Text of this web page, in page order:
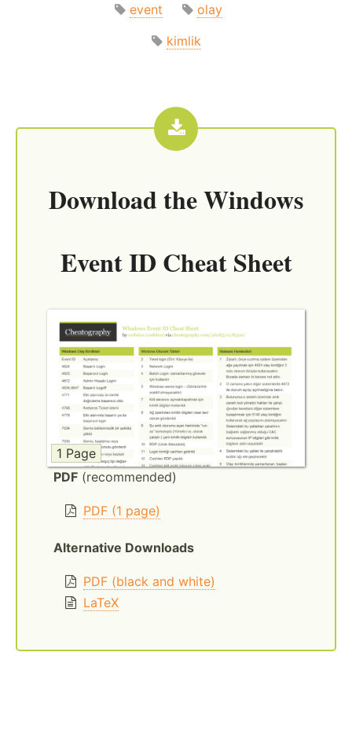
event
olay
kimlik
Download theWindows
Event ID Cheat Sheet
1 Page
PDF (recommended)
PDF (1 page)
Alternative Downloads
PDF (black and white)
LaTeX